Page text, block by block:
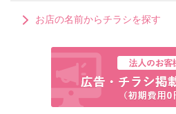
お店の名前からチラシを探す